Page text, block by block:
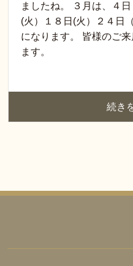
ましたね。 ３月は、４
(火）１８日(火）２４日
になります。 皆様のご
ます。
続き